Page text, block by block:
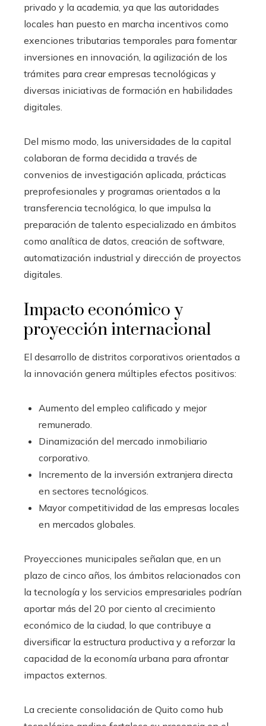
privado y la academia, ya que las autoridades
locales han puesto en marcha incentivos como
exenciones tributarias temporales para fomentar
inversiones en innovación, la agilización de los
trámites para crear empresas tecnológicas y
diversas iniciativas de formación en habilidades
digitales.
Del mismo modo, las universidades de la capital
colaboran de forma decidida a través de
convenios de investigación aplicada, prácticas
preprofesionales y programas orientados a la
transferencia tecnológica, lo que impulsa la
preparación de talento especializado en ámbitos
como analítica de datos, creación de software,
automatización industrial y dirección de proyectos
digitales.
Impacto económico y
proyección internacional
El desarrollo de distritos corporativos orientados a
la innovación genera múltiples efectos positivos:
Aumento del empleo calificado y mejor
remunerado.
Dinamización del mercado inmobiliario
corporativo.
Incremento de la inversión extranjera directa
en sectores tecnológicos.
Mayor competitividad de las empresas locales
en mercados globales.
Proyecciones municipales señalan que, en un
plazo de cinco años, los ámbitos relacionados con
la tecnología y los servicios empresariales podrían
aportar más del 20 por ciento al crecimiento
económico de la ciudad, lo que contribuye a
diversificar la estructura productiva y a reforzar la
capacidad de la economía urbana para afrontar
impactos externos.
La creciente consolidación de Quito como hub